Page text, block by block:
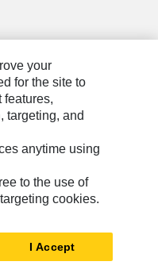
todos los derechos
your
for the site to
features,
targeting, and
anytime using
to the use of
cookies.
I Accept